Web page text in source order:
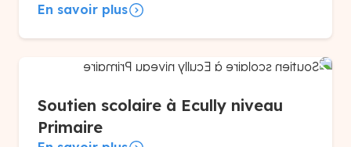
En savoir plus
Soutien scolaire à Ecully niveau
Primaire